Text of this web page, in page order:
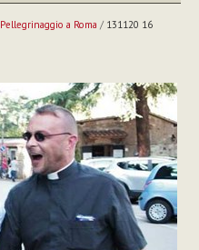
Pellegrinaggio a Roma / 131120 16